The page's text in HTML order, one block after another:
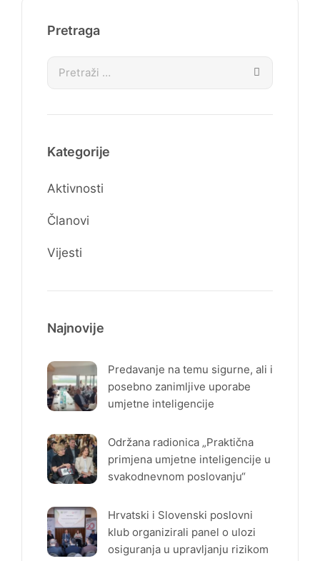
Pretraga
Kategorije
Aktivnosti
Članovi
Vijesti
Najnovije
Predavanje na temu sigurne, ali i
posebno zanimljive uporabe
umjetne inteligencije
Održana radionica „Praktična
primjena umjetne inteligencije u
svakodnevnom poslovanju“
Hrvatski i Slovenski poslovni
klub organizirali panel o ulozi
osiguranja u upravljanju rizikom